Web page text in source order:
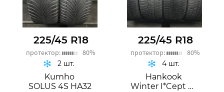
225/45 R18
протектор: 80%
Kumho
SOLUS 4S HA32
2 шт.
225/45 R18
протектор: 80%
Hankook
Winter I*Cept Evo 2
4 шт.